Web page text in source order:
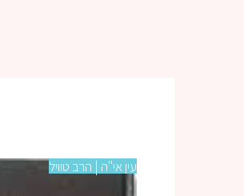
עין אי"ה | הרב טוויל